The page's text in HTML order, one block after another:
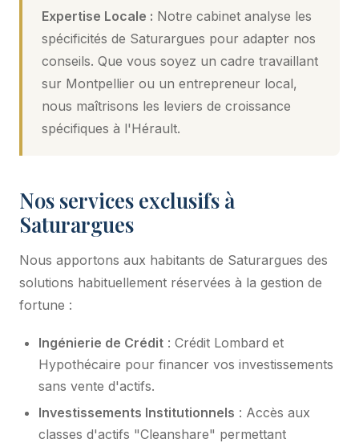
Expertise Locale : Notre cabinet analyse les
spécificités de Saturargues pour adapter nos
conseils. Que vous soyez un cadre travaillant
sur Montpellier ou un entrepreneur local,
nous maîtrisons les leviers de croissance
spécifiques à l'Hérault.
Nos services exclusifs à
Saturargues
Nous apportons aux habitants de Saturargues des
solutions habituellement réservées à la gestion de
fortune :
Ingénierie de Crédit : Crédit Lombard et
Hypothécaire pour financer vos investissements
sans vente d'actifs.
Investissements Institutionnels : Accès aux
classes d'actifs "Cleanshare" permettant